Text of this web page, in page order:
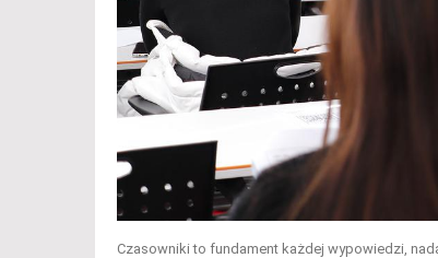
Czasowniki to fundament każdej wypowiedzi,